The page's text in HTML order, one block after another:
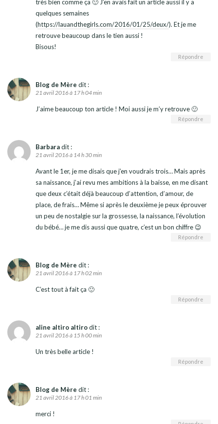
très bien comme ça 🙂 J’en avais fait un article aussi il y a
quelques semaines
(https://lauandthegirls.com/2016/01/25/deux/). Et je me
retrouve beaucoup dans le tien aussi !
Bisous!
Répondre
Blog de Mère dit :
21 avril 2016 à 17 h 04 min
J’aime beaucoup ton article ! Moi aussi je m’y retrouve 🙂
Répondre
Barbaradit :
21 avril 2016 à 14 h 30 min
Avant le 1er, je me disais que j’en voudrais trois… Mais après
sa naissance, j’ai revu mes ambitions à la baisse, en me disant
que deux c’était déjà beaucoup d’attention, d’amour, de
place, de frais… Même si après le deuxième je peux éprouver
un peu de nostalgie sur la grossesse, la naissance, l’évolution
du bébé… je me dis aussi que quatre, c’est un bon chiffre 😉
Répondre
Blog de Mère dit :
21 avril 2016 à 17 h 02 min
C’est tout à fait ça 🙂
Répondre
aline altiro altirodit :
21 avril 2016 à 15 h 00 min
Un très belle article !
Répondre
Blog de Mère dit :
21 avril 2016 à 17 h 01 min
merci !